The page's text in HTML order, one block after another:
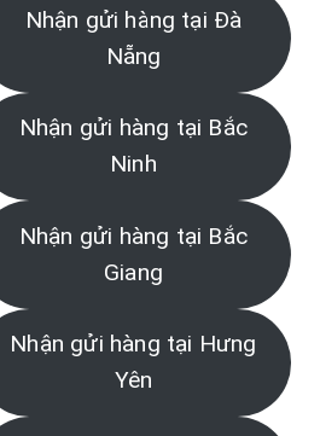
Nhận gửi hàng tại Đà
Nẵng
Nhận gửi hàng tại Bắc
Ninh
Nhận gửi hàng tại Bắc
Giang
Nhận gửi hàng tại Hưng
Yên